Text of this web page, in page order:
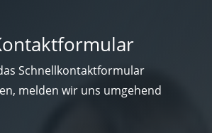
Schnellkontaktformular
melden wir uns umgehend